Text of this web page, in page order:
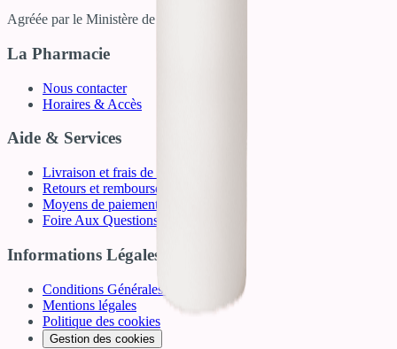
Agréée par le Ministère de la Santé
La Pharmacie
Nous contacter
Horaires & Accès
Aide & Services
Livraison et frais de port
Retours et remboursements
Moyens de paiement
Foire Aux Questions (FAQ)
Informations Légales
Conditions Générales de Vente
Mentions légales
Politique des cookies
Gestion des cookies